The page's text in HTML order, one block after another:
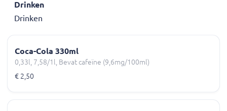
Drinken
Drinken
Coca-Cola 330ml
0,33l, 7,58/1l, Bevat cafeïne (9,6mg/100ml)
€ 2,50